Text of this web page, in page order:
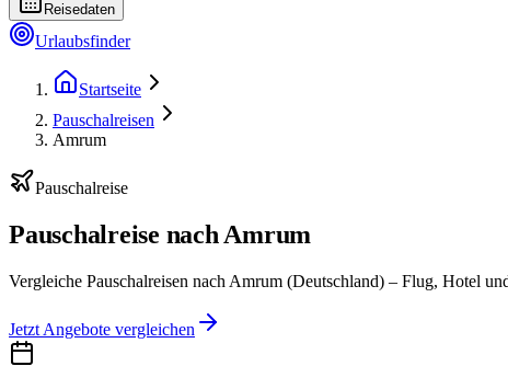
Reisedaten
Urlaubsfinder
Startseite
Pauschalreisen
Amrum
Pauschalreise
Pauschalreise nach Amrum
Vergleiche Pauschalreisen nach Amrum (Deutschland) – Flug, Hotel
Jetzt Angebote vergleichen